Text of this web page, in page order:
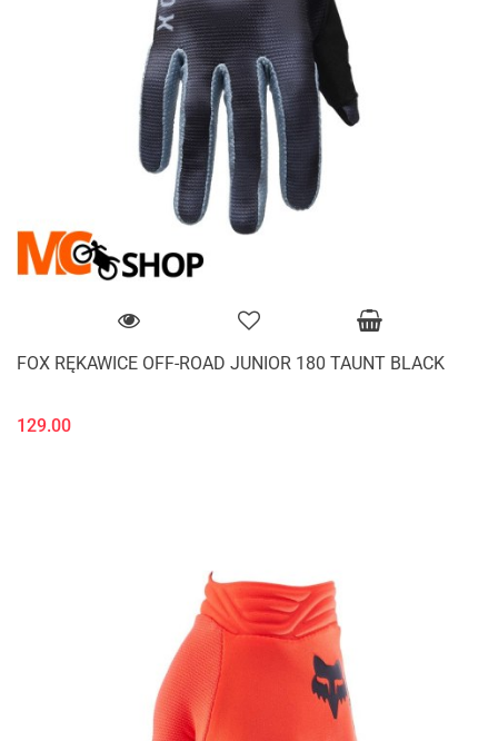
FOX RĘKAWICE OFF-ROAD JUNIOR 180 TAUNT BLACK
129.00